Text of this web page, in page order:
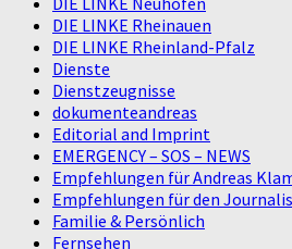
DIE LINKE Rheinauen
DIE LINKE Rheinland-Pfalz
Dienste
Dienstzeugnisse
dokumenteandreas
Editorial and Imprint
EMERGENCY – SOS – NEWS
Empfehlungen für Andreas
Empfehlungen für den
Familie & Persönlich
Fernsehen